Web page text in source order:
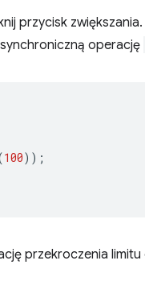
przycisk
operację
100));
przekroczenia limitu